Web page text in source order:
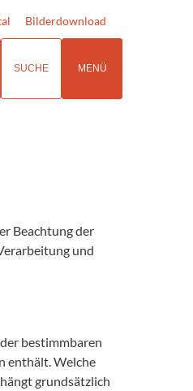
Bilderdownload
SUCHE MENÜ
Beachtung der
und
bestimmbaren
enthält. Welche
grundsätzlich